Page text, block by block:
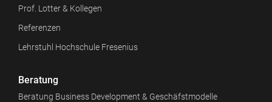
Prof. Lotter & Kollegen
Referenzen
Lehrstuhl Hochschule Fresenius
Beratung
Beratung Business Development & Geschäfstmodelle